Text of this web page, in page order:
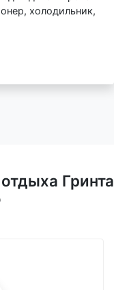
холодильник,
Гринта